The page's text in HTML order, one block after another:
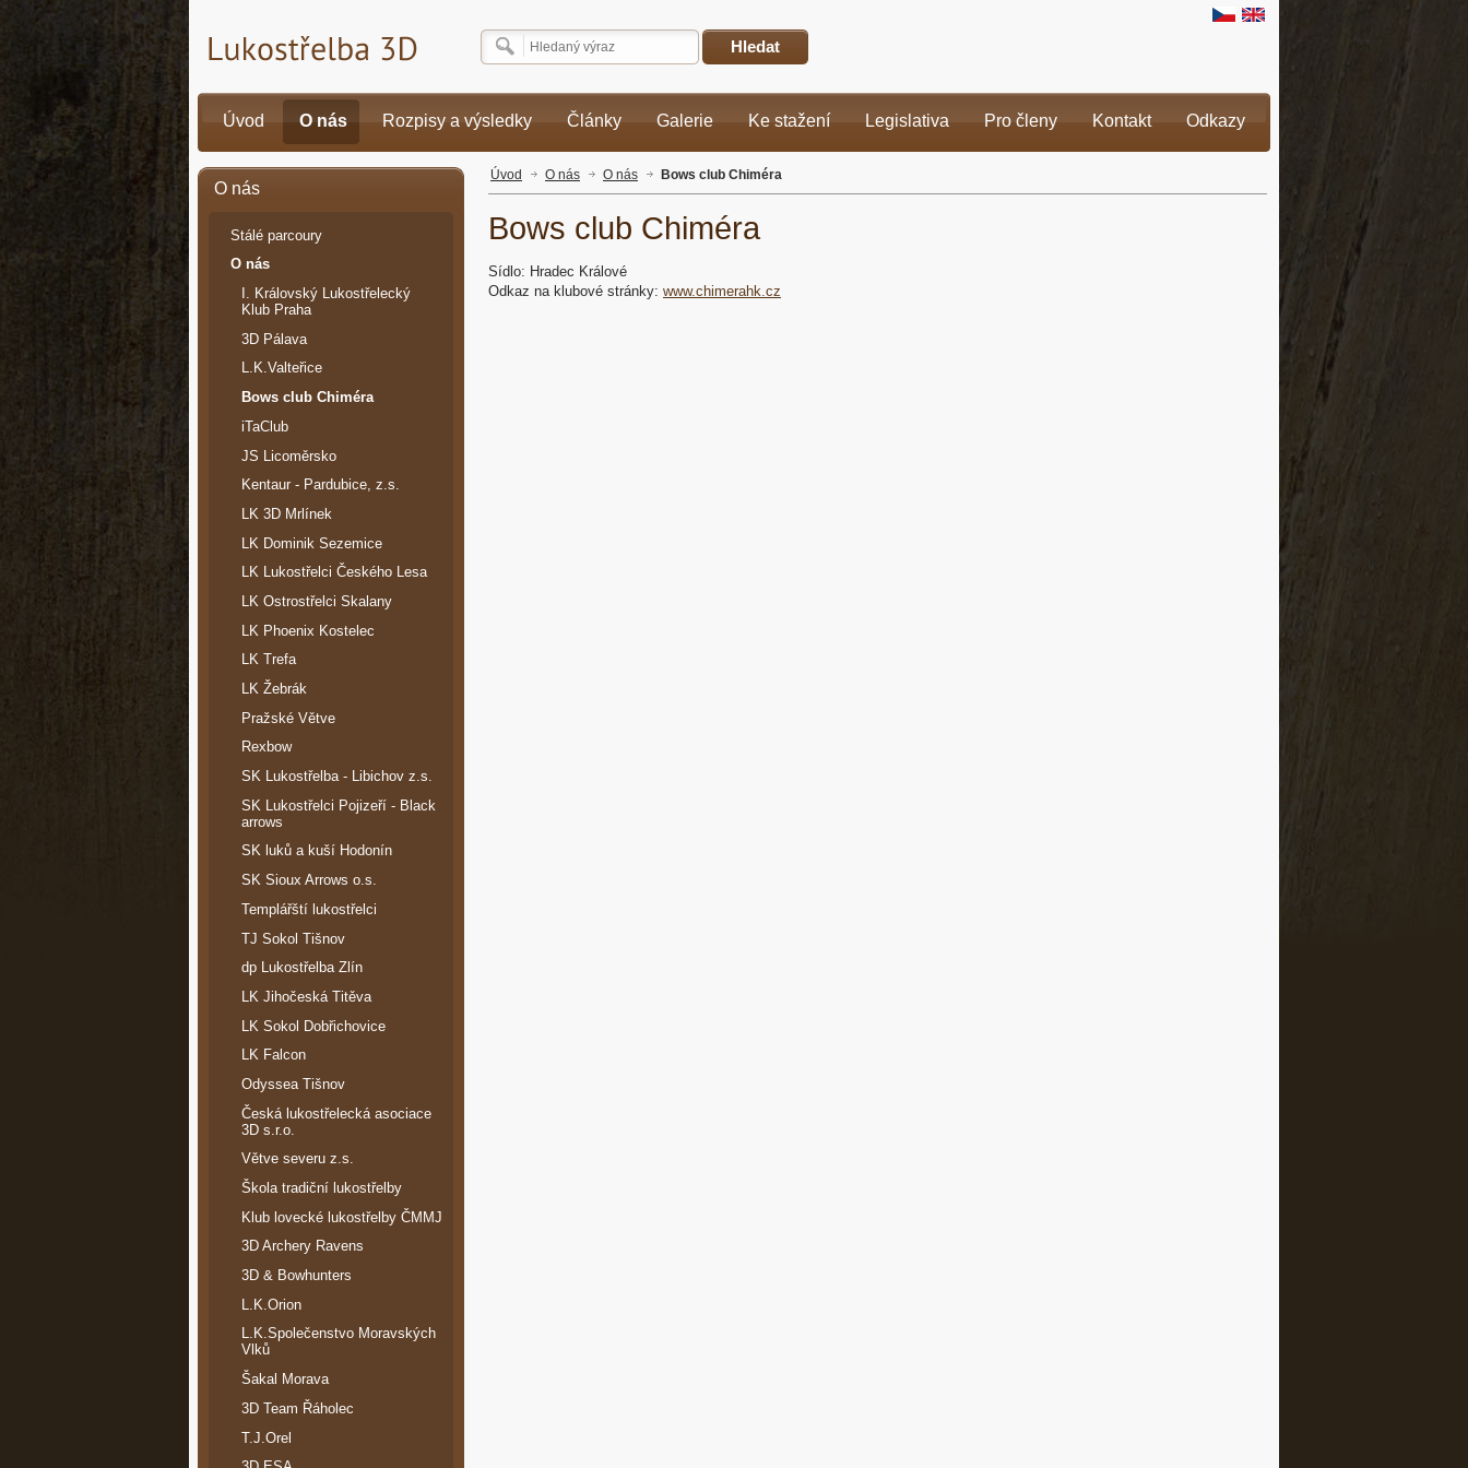
Hledat
Úvod O nás Rozpisy a výsledky Články Galerie Ke stažení Legislativa Pro členy Kontakt Odkazy
Úvod O nás O nás Bows club Chiméra
Bows club Chiméra
Sídlo: Hradec Králové
Odkaz na klubové stránky: www.chimerahk.cz
O nás
Stálé parcoury
O nás
I. Královský Lukostřelecký
Klub Praha
3D Pálava
L.K.Valteřice
Bows club Chiméra
iTaClub
JS Licoměrsko
Kentaur - Pardubice, z.s.
LK 3D Mrlínek
LK Dominik Sezemice
LK Lukostřelci Českého Lesa
LK Ostrostřelci Skalany
LK Phoenix Kostelec
LK Trefa
LK Žebrák
Pražské Větve
Rexbow
SK Lukostřelba - Libichov z.s.
SK Lukostřelci Pojizeří - Black
arrows
SK luků a kuší Hodonín
SK Sioux Arrows o.s.
Templářští lukostřelci
TJ Sokol Tišnov
dp Lukostřelba Zlín
LK Jihočeská Titěva
LK Sokol Dobřichovice
LK Falcon
Odyssea Tišnov
Česká lukostřelecká asociace
3D s.r.o.
Větve severu z.s.
Škola tradiční lukostřelby
Klub lovecké lukostřelby ČMMJ
3D Archery Ravens
3D & Bowhunters
L.K.Orion
L.K.Společenstvo Moravských
Vlků
Šakal Morava
3D Team Řáholec
T.J.Orel